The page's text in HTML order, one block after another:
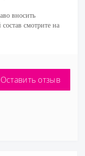
вносить
смотрите на
Оставить отзыв